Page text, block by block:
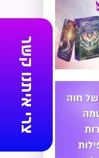
צרי איתנו קשר